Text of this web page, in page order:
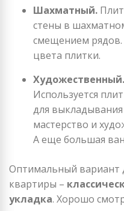
Шахматный.
стены в
смещением
цвета плитки.
Художественный.
Используется
для выкладывания
мастерство и
А еще большая
Оптимальный вариант
квартиры –
укладка. Хорошо